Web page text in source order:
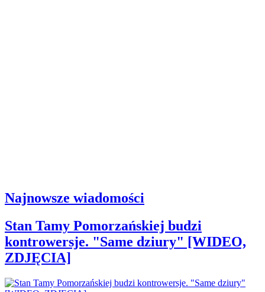
Najnowsze wiadomości
Stan Tamy Pomorzańskiej budzi
kontrowersje. "Same dziury" [WIDEO,
ZDJĘCIA]